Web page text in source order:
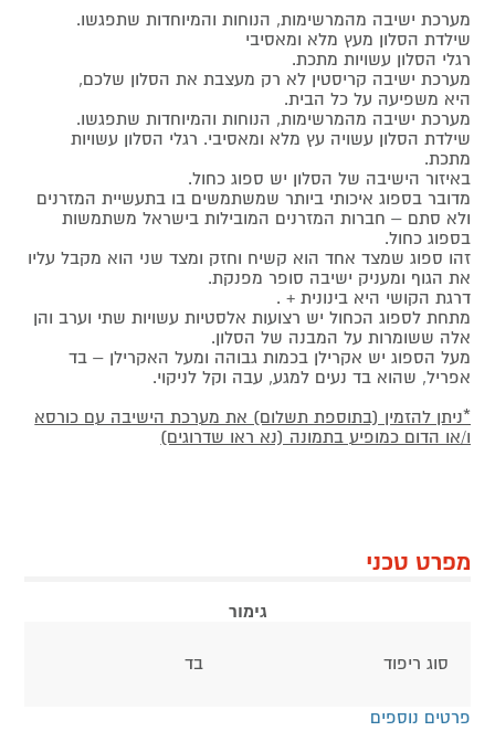
מערכת ישיבה מהמרשימות, הנוחות והמיוחדות שתפגשו.
שילדת הסלון מעץ מלא ומאסיבי
רגלי הסלון עשויות מתכת.
מערכת ישיבה קריסטין לא רק מעצבת את הסלון שלכם,
היא משפיעה על כל הבית.
מערכת ישיבה מהמרשימות, הנוחות והמיוחדות שתפגשו.
שילדת הסלון עשויה עץ מלא ומאסיבי. רגלי הסלון עשויות
מתכת.
באיזור הישיבה של הסלון יש ספוג כחול.
מדובר בספוג איכותי ביותר שמשתמשים בו בתעשיית המזרנים
ולא סתם – חברות המזרנים המובילות בישראל משתמשות
בספוג כחול.
זהו ספוג שמצד אחד הוא קשיח וחזק ומצד שני הוא מקבל עליו
את הגוף ומעניק ישיבה סופר מפנקת.
דרגת הקושי היא בינונית + .
מתחת לספוג הכחול יש רצועות אלסטיות עשויות שתי וערב והן
אלה ששומרות על המבנה של הסלון.
מעל הספוג יש אקרילן בכמות גבוהה ומעל האקרילן – בד
אפריל, שהוא בד נעים למגע, עבה וקל לניקוי.
*ניתן להזמין (בתוספת תשלום) את מערכת הישיבה עם כורסא
ו/או הדום כמופיע בתמונה (נא ראו שדרוגים)
מפרט טכני
גימור
סוג ריפוד בד
פרטים נוספים